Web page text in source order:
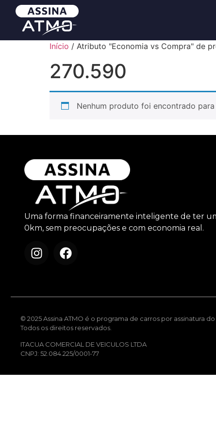
Início / Atributo "Economia vs Compra" de
270.590
Nenhum produto foi encontrado para
Uma forma financeiramente inteligente de ter
0km, sem preocupações e com economia real.
© 2025 Assina ATMO é o programa de carros por assinatura
Todos os direitos reservados.
ITACUA COMERCIAL DE VEICULOS LTDA
CNPJ: 52.084.225/0001-77